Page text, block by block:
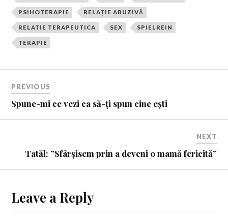
PSIHOTERAPIE RELAȚIE ABUZIVĂ
RELATIE TERAPEUTICA SEX SPIELREIN
TERAPIE
PREVIOUS
Spune-mi ce vezi ca să-ți spun cine ești
NEXT
Tatăl: ”Sfârșisem prin a deveni o mamă fericită”
Leave a Reply